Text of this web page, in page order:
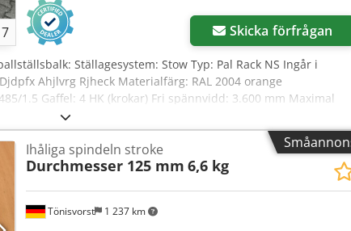
7 Skicka förfrågan
Ställagesystem: Stow Typ: Pal Rack NS Ingår i
Ahjlvrg Rjheck Materialfärg: RAL 2004 orange
1.5 Gaffel: 4 HK (krokar) Fri spännvidd: 3.600 mm Maximal
fördelad last 02x Säkringspinnar, begagnade Utförande:
balkarna mot oavsiktlig upplyftning
Tönisvorst 1 237 km
Ihåliga spindeln stroke
Durchmesser 125 mm 6,6 kg